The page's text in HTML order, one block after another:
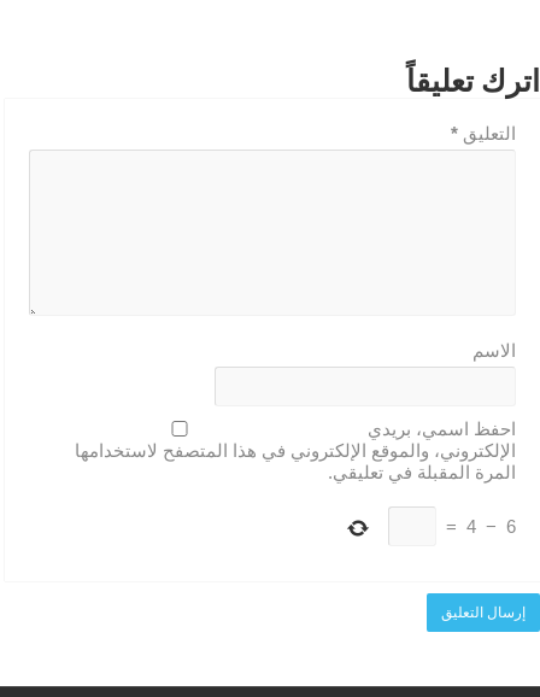
اترك تعليقاً
التعليق *
الاسم
احفظ اسمي، بريدي
الإلكتروني، والموقع الإلكتروني في هذا المتصفح لاستخدامها
المرة المقبلة في تعليقي.
6
−
4
=